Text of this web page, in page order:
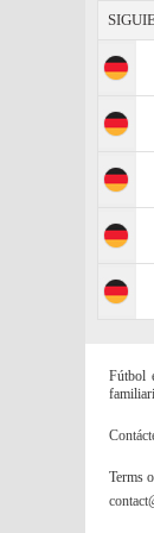
Fútbol
Terms